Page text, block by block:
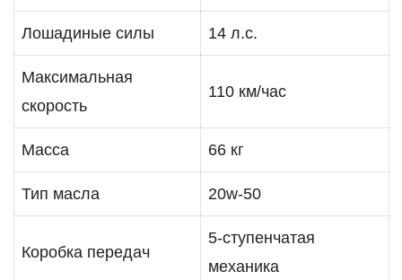
Лошадиные силы 14 л.с.
Максимальная
скорость
110 км/час
Масса 66 кг
Тип масла 20w-50
Коробка передач
5-ступенчатая
механика